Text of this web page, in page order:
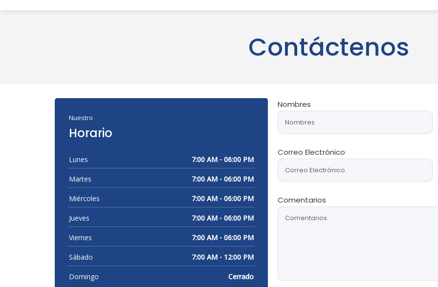
Contáctenos
Nuestro
Horario
Lunes 7:00 AM - 06:00 PM
Martes 7:00 AM - 06:00 PM
Miércoles 7:00 AM - 06:00 PM
Jueves 7:00 AM - 06:00 PM
Viernes 7:00 AM - 06:00 PM
Sábado 7:00 AM - 12:00 PM
Domingo Cerrado
Nombres
Correo Electrónico
Comentarios